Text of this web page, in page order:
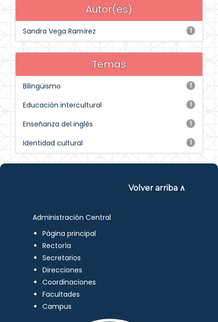
Autor(es)
1
Sandra Vega Ramírez
Temas
1
Bilingüismo
1
Educación intercultural
1
Enseñanza del inglés
1
Identidad cultural
Volver arriba ∧
Administración Central
Página principal
Rectoría
Secretarios
Direcciones
Coordinaciones
Facultades
Campus